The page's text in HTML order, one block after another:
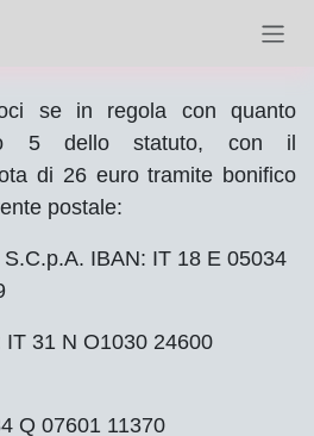
se in regola con quanto
5 dello statuto, con il
di 26 euro tramite bonifico
postale:
IBAN: IT 18 E 05034
31 N O1030 24600
Q 07601 11370